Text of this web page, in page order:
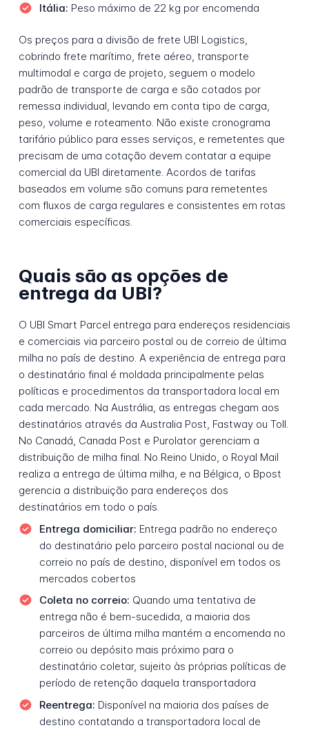
Itália: Peso máximo de 22 kg por encomenda
Os preços para a divisão de frete UBI Logistics,
cobrindo frete marítimo, frete aéreo, transporte
multimodal e carga de projeto, seguem o modelo
padrão de transporte de carga e são cotados por
remessa individual, levando em conta tipo de carga,
peso, volume e roteamento. Não existe cronograma
tarifário público para esses serviços, e remetentes que
precisam de uma cotação devem contatar a equipe
comercial da UBI diretamente. Acordos de tarifas
baseados em volume são comuns para remetentes
com fluxos de carga regulares e consistentes em rotas
comerciais específicas.
Quais são as opções de
entrega da UBI?
O UBI Smart Parcel entrega para endereços residenciais
e comerciais via parceiro postal ou de correio de última
milha no país de destino. A experiência de entrega para
o destinatário final é moldada principalmente pelas
políticas e procedimentos da transportadora local em
cada mercado. Na Austrália, as entregas chegam aos
destinatários através da Australia Post, Fastway ou Toll.
No Canadá, Canada Post e Purolator gerenciam a
distribuição de milha final. No Reino Unido, o Royal Mail
realiza a entrega de última milha, e na Bélgica, o Bpost
gerencia a distribuição para endereços dos
destinatários em todo o país.
Entrega domiciliar: Entrega padrão no endereço
do destinatário pelo parceiro postal nacional ou de
correio no país de destino, disponível em todos os
mercados cobertos
Coleta no correio: Quando uma tentativa de
entrega não é bem-sucedida, a maioria dos
parceiros de última milha mantém a encomenda no
correio ou depósito mais próximo para o
destinatário coletar, sujeito às próprias políticas de
período de retenção daquela transportadora
Reentrega: Disponível na maioria dos países de
destino contatando a transportadora local de